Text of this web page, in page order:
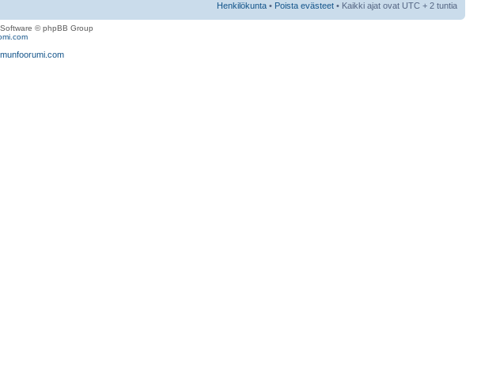
Henkilökunta • Poista evästeet • Kaikki ajat ovat UTC + 2 tuntia
© phpBB Group
munfoorumi.com